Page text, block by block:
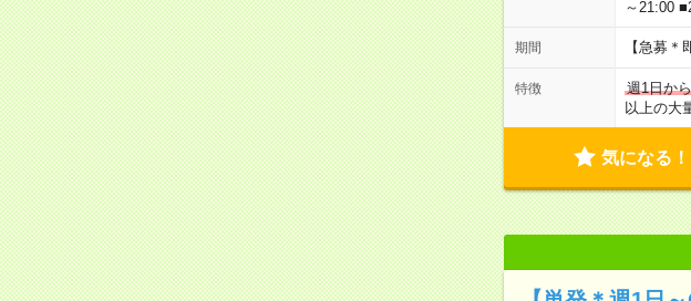
～21:00
期間 【急募
特徴 週1日か
以上の大
気になる！